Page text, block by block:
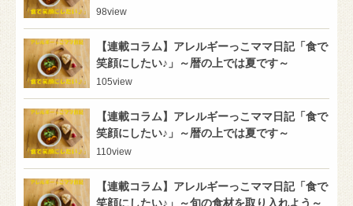
98view
【連載コラム】アレルギーっこママ日記「食で
笑顔にしたい♪」～暦の上では夏です～
105view
【連載コラム】アレルギーっこママ日記「食で
笑顔にしたい♪」～暦の上では夏です～
110view
【連載コラム】アレルギーっこママ日記「食で
笑顔にしたい♪」～旬の食材を取り入れよう～